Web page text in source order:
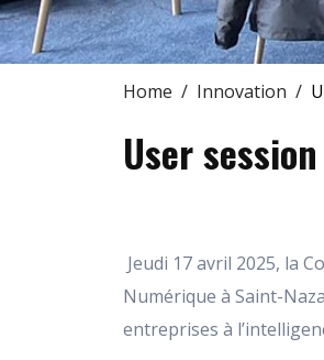
Home Innovation
User
Jeudi 17 avril 2025, la
Numérique à Saint-
entreprises à